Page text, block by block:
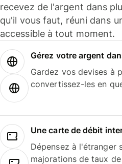
recevez de l'argent dans
qu'il vous faut, réuni dans
accessible à tout moment.
Gérez votre argent
Gardez vos devises à
convertissez-les en
Une carte de débit
Dépensez à l'étranger
majorations de taux